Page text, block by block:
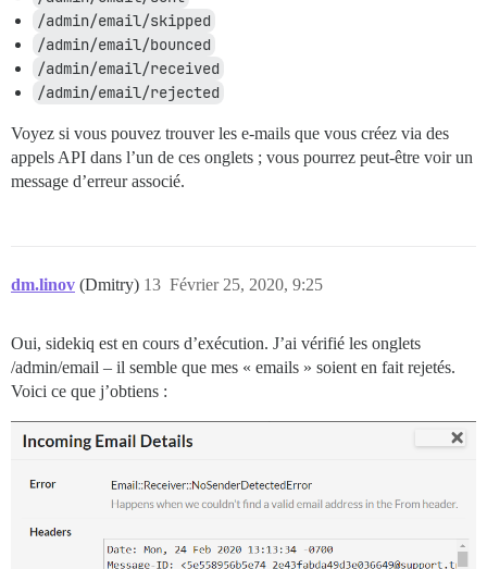
/admin/email/skipped
/admin/email/bounced
/admin/email/received
/admin/email/rejected
Voyez si vous pouvez trouver les e-mails que vous créez via des
appels API dans l’un de ces onglets ; vous pourrez peut-être voir un
message d’erreur associé.
dm.linov (Dmitry) Février 25, 2020, 9:25
13
Oui, sidekiq est en cours d’exécution. J’ai vérifié les onglets
/admin/email – il semble que mes « emails » soient en fait rejetés.
Voici ce que j’obtiens :